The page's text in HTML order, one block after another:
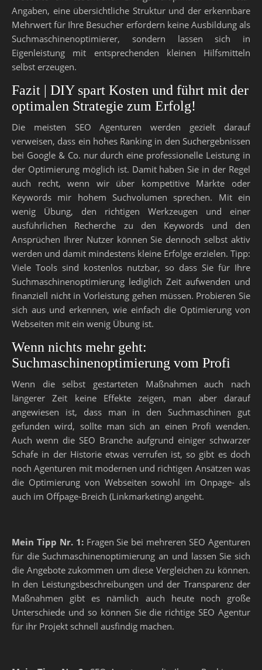
Angaben, eine übersichtliche Struktur und der erkennbare
Mehrwert für Ihre Besucher erfordern keine Ausbildung als
Suchmaschinenoptimierer, sondern lassen sich in
Eigenleistung mit entsprechenden kleinen Hilfsmitteln
selbst erzeugen.
Fazit | DIY spart Kosten und führt mit der
optimalen Strategie zum Erfolg!
Die meisten SEO Agenturen werden gezielt darauf
verweisen, dass ein hohes Ranking in den Suchergebnissen
bei Google & Co. nur durch eine professionelle Leistung in
der Optimierung möglich ist. Damit haben Sie in der Regel
auch recht, wenn wir über kompetitive Märkte oder
Keywords mir hohem Suchvolumen sprechen. Mit ein
wenig Übung, den richtigen Werkzeugen und einer
ausführlichen Recherche zu den Keywords und den
Ansprüchen Ihrer Nutzer können Sie dennoch selbst aktiv
werden und damit mindestens kleine Erfolge erzielen. Tipp:
Viele Tools sind kostenlos nutzbar, so dass Sie für Ihre
Suchmaschinenoptimierung lediglich Zeit aufwenden und
finanziell nicht in Vorleistung gehen müssen. Probieren Sie
sich aus und erkennen, wie einfach die Optimierung von
Webseiten mit ein wenig Übung ist.
Wenn nichts mehr geht:
Suchmaschinenoptimierung vom Profi
Wenn die selbst gestarteten Maßnahmen auch nach
längerer Zeit keine Effekte zeigen, man aber darauf
angewiesen ist, dass man in den Suchmaschinen gut
gefunden wird, sollte man sich an einen Profi wenden.
Auch wenn die SEO Branche aufgrund einiger schwarzer
Schafe in der Historie etwas verrufen ist, so gibt es doch
noch Agenturen mit modernen und richtigen Ansätzen was
die Optimierung von Webseiten sowohl im Onpage- als
auch im Offpage-Breich (Linkmarketing) angeht.
Mein Tipp Nr. 1:Fragen Sie bei mehreren SEO Agenturen
für die Suchmaschinenoptimierung an und lassen Sie sich
die Angebote zukommen um diese Vergleichen zu können.
In den Leistungsbeschreibungen und der Transparenz der
Maßnahmen gibt es nämlich auch heute noch große
Unterschiede und so können Sie die richtige SEO Agentur
für ihr Projekt schnell ausfindig machen.